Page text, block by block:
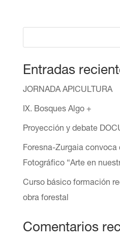
Entradas
JORNADA APICULTURA
IX. Bosques Algo +
Proyección y debate
Foresna-Zurgaia convoca
Fotográfico “Arte en
Curso básico formación
obra forestal
Comentarios